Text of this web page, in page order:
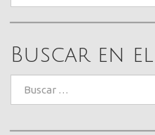
Buscar en